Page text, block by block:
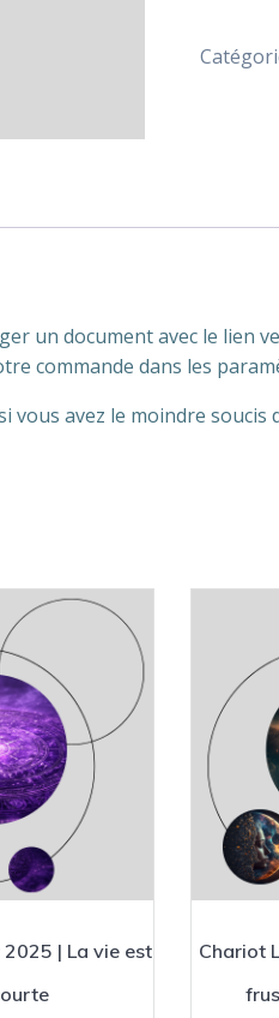
04.09.2025
un document avec le lien
commande dans les
vous avez le moindre soucis
| La vie est
Chariot